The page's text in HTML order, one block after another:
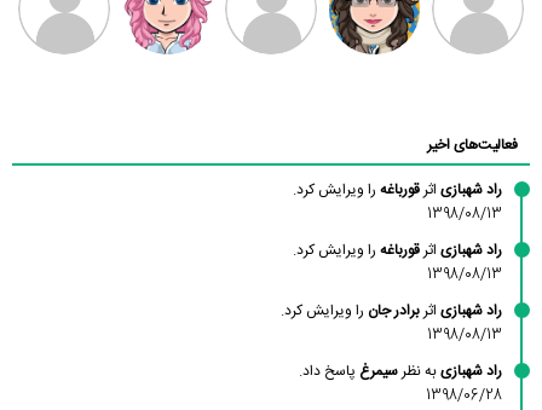
فعالیت‌های اخیر
راد شهبازی اثرقورباغه را ویرایش کرد.
1398/08/13
راد شهبازی اثرقورباغه را ویرایش کرد.
1398/08/13
راد شهبازی اثربرادر جان را ویرایش کرد.
1398/08/13
راد شهبازیبه نظرسیمرغ پاسخ داد.
1398/06/28